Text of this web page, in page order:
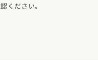
ください。